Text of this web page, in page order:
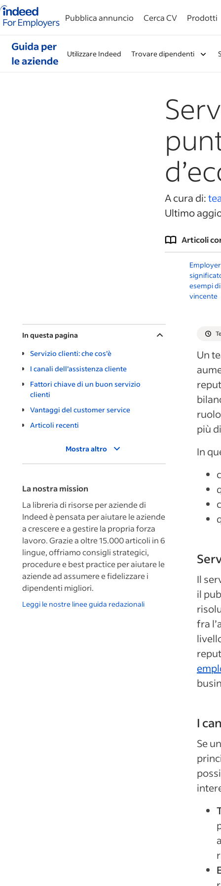
Pagina iniziale di Indeed aziende
Pubblica annuncio Cerca CV Prodotti
Utilizzare Indeed Trovare dipendenti
A cura di:
Ultimo
Articoli
esempi
vincente
In questa pagina
Servizio clienti: che cos’è
I canali dell’assistenza cliente
Fattori chiave di un buon servizio
clienti
Vantaggi del customer service
Articoli recenti
Mostra altro
La nostra mission
La libreria di risorse per aziende di
Indeed è pensata per aiutare le aziende
a crescere e a gestire la propria forza
lavoro. Grazie a oltre 15.000 articoli in 6
lingue, offriamo consigli strategici,
procedure e best practice per aiutare le
aziende ad assumere e fidelizzare i
dipendenti migliori.
Leggi le nostre linee guida redazionali
Un
più
In
Il
il
fra
I
Se